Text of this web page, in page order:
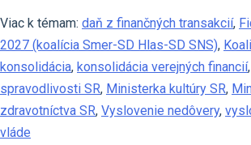
Viac k témam: daň z finančných transakcií,
2027 (koalícia Smer-SD Hlas-SD SNS),
konsolidácia, konsolidácia verejných financií,
spravodlivosti SR, Ministerka kultúry SR,
zdravotníctva SR, Vyslovenie nedôvery,
vláde